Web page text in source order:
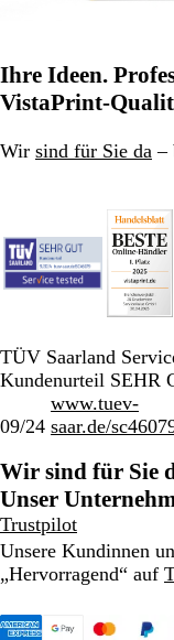
Ihre Ideen.
VistaPrint-
Wir sind für Sie da –
TÜV Saarland
Kundenurteil SEHR
09/24
www.tuev-
saar.de/
Wir sind für Sie
Unser
Trustpilot
Unsere Kundinnen
„Hervorragend“ auf